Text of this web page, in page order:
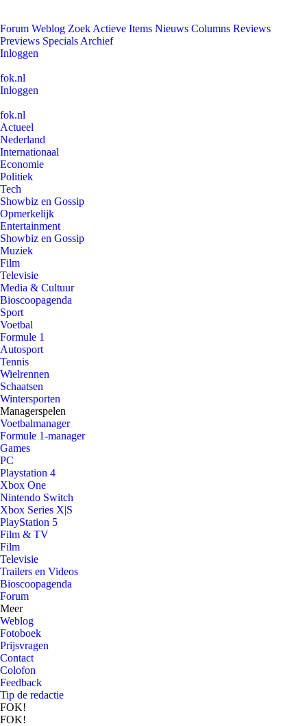
Forum Weblog Zoek Actieve Items Nieuws Columns Reviews
Previews Specials Archief
Inloggen
fok.nl
Inloggen
fok.nl
Actueel
Nederland
Internationaal
Economie
Politiek
Tech
Showbiz en Gossip
Opmerkelijk
Entertainment
Showbiz en Gossip
Muziek
Film
Televisie
Media & Cultuur
Bioscoopagenda
Sport
Voetbal
Formule 1
Autosport
Tennis
Wielrennen
Schaatsen
Wintersporten
Managerspelen
Voetbalmanager
Formule 1-manager
Games
PC
Playstation 4
Xbox One
Nintendo Switch
Xbox Series X|S
PlayStation 5
Film & TV
Film
Televisie
Trailers en Videos
Bioscoopagenda
Forum
Meer
Weblog
Fotoboek
Prijsvragen
Contact
Colofon
Feedback
Tip de redactie
FOK!
FOK!